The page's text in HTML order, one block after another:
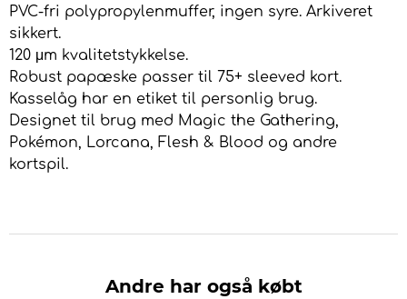
PVC-fri polypropylenmuffer, ingen syre. Arkiveret
sikkert.
120 μm kvalitetstykkelse.
Robust papæske passer til 75+ sleeved kort.
Kasselåg har en etiket til personlig brug.
Designet til brug med Magic the Gathering,
Pokémon, Lorcana, Flesh & Blood og andre
kortspil.
Andre har også købt